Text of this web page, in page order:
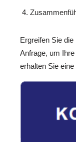
Ergreifen Sie
Anfrage, um
erhalten Sie